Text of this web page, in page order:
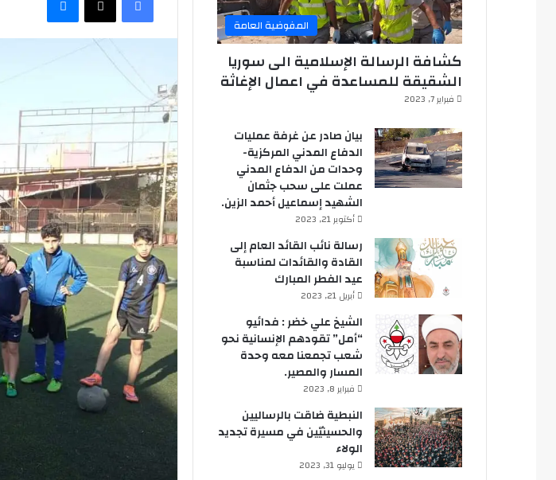
المفوضية العامة
كشافة الرسالة الإسلامية الى سوريا
الشقيقة للمساعدة في اعمال الإغاثة
فبراير 7, 2023
بيان صادر عن غرفة عمليات
الدفاع المدني المركزية-
وحدات من الدفاع المدني
عملت على سحب جثمان
الشهيد إسماعيل أحمد الزين.
أكتوبر 21, 2023
رسالة نائب القائد العام إلى
القادة والقائدات لمناسبة
عيد الفطر المبارك
أبريل 21, 2023
الشيخ علي خضر : فدائيو
“أمل” تقودهم الإنسانية نحو
شعب تجمعنا معه وحدة
المسار والمصير.
فبراير 8, 2023
النبطية ضاقت بالرساليين
والحسينيّين في مسيرة تجديد
الولاء
يوليو 31, 2023